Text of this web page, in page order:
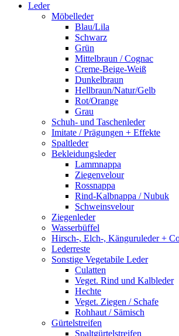
Leder
Möbelleder
Blau/Lila
Schwarz
Grün
Mittelbraun / Cognac
Creme-Beige-Weiß
Dunkelbraun
Hellbraun/Natur/Gelb
Rot/Orange
Grau
Schuh- und Taschenleder
Imitate / Prägungen + Effekte
Spaltleder
Bekleidungsleder
Lammnappa
Ziegenvelour
Rossnappa
Rind-Kalbnappa / Nubuk
Schweinsvelour
Ziegenleder
Wasserbüffel
Hirsch-, Elch-, Känguruleder +
Lederreste
Sonstige Vegetabile Leder
Culatten
Veget. Rind und Kalbleder
Hechte
Veget. Ziegen / Schafe
Rohhaut / Sämisch
Gürtelstreifen
Spaltgürtelstreifen